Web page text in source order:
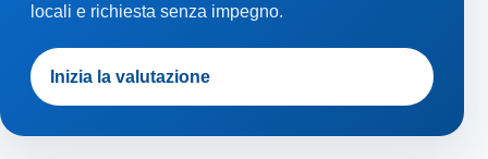
locali e richiesta senza impegno.
Inizia la valutazione